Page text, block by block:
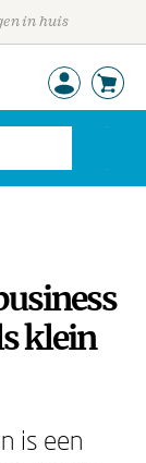
in huis
klein
is een